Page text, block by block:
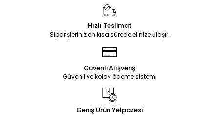
Hızlı Teslimat
Siparişleriniz en kısa sürede elinize ulaşır.
Güvenli Alışveriş
Güvenli ve kolay ödeme sistemi
Geniş Ürün Yelpazesi